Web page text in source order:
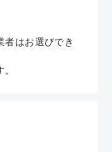
者はお選びでき